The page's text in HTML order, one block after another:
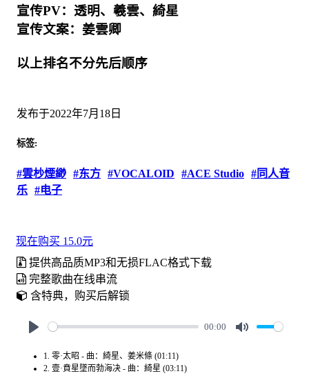
宣传PV：透明、羲雲、綺星
宣传文案：姜雲卿
以上排名不分先后顺序
发布于2022年7月18日
标签:
#雲杪煙緲 #东方 #VOCALOID #ACE Studio #同人音
乐 #电子
现在购买 15.0元
提供高品质MP3和无损FLAC格式下载
完整歌曲在线串流
含特典，购买后解锁
00:00
1. 零·太昭 - 曲：綺星、姜米條 (01:11)
2. 壹·賁星墜而勃海决 - 曲：綺星 (03:11)